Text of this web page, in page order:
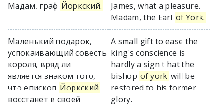
Мадам, граф Йоркский.
James, what a pleasure.
Madam, the Earl of York.
Маленький подарок,
успокаивающий совесть
короля, вряд ли
является знаком того,
что епископ Йоркский
восстанет в своей
A small gift to ease the
king's conscience is
hardly a sign t hat the
bishop of york will be
restored to his former
glory.